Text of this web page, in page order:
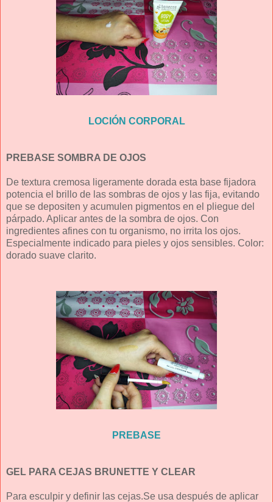
LOCIÓN CORPORAL
PREBASE SOMBRA DE OJOS
De textura cremosa ligeramente dorada esta base fijadora
potencia el brillo de las sombras de ojos y las fija, evitando
que se depositen y acumulen pigmentos en el pliegue del
párpado. Aplicar antes de la sombra de ojos. Con
ingredientes afines con tu organismo, no irrita los ojos.
Especialmente indicado para pieles y ojos sensibles. Color:
dorado suave clarito.
PREBASE
GEL PARA CEJAS BRUNETTE Y CLEAR
Para esculpir y definir las cejas.Se usa después de aplicar